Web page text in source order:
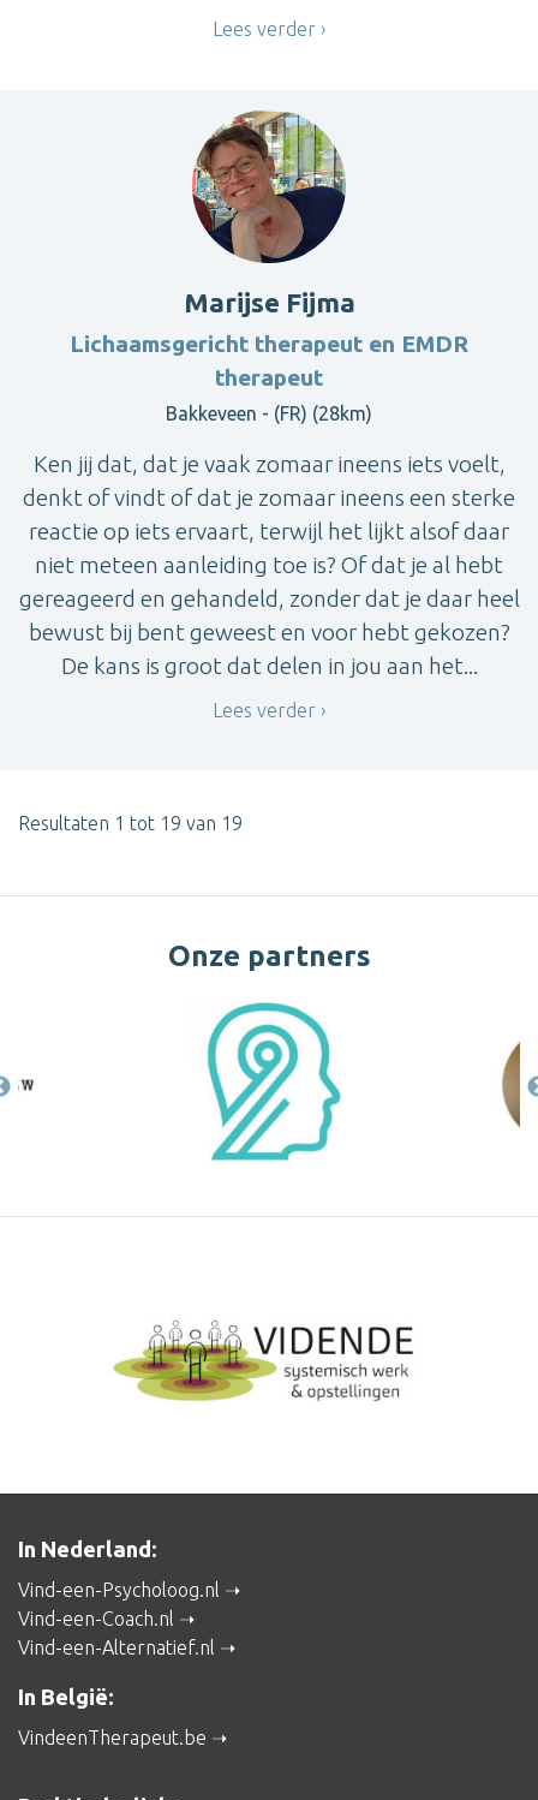
Lees verder
Marijse Fijma
Lichaamsgericht therapeut en EMDR
therapeut
Bakkeveen - (FR) (28km)
Ken jij dat, dat je vaak zomaar ineens iets voelt,
denkt of vindt of dat je zomaar ineens een sterke
reactie op iets ervaart, terwijl het lijkt alsof daar
niet meteen aanleiding toe is? Of dat je al hebt
gereageerd en gehandeld, zonder dat je daar heel
bewust bij bent geweest en voor hebt gekozen?
De kans is groot dat delen in jou aan het...
Lees verder
Resultaten 1 tot 19 van 19
Onze partners
In Nederland:
Vind-een-Psycholoog.nl
Vind-een-Coach.nl
Vind-een-Alternatief.nl
In België:
VindeenTherapeut.be